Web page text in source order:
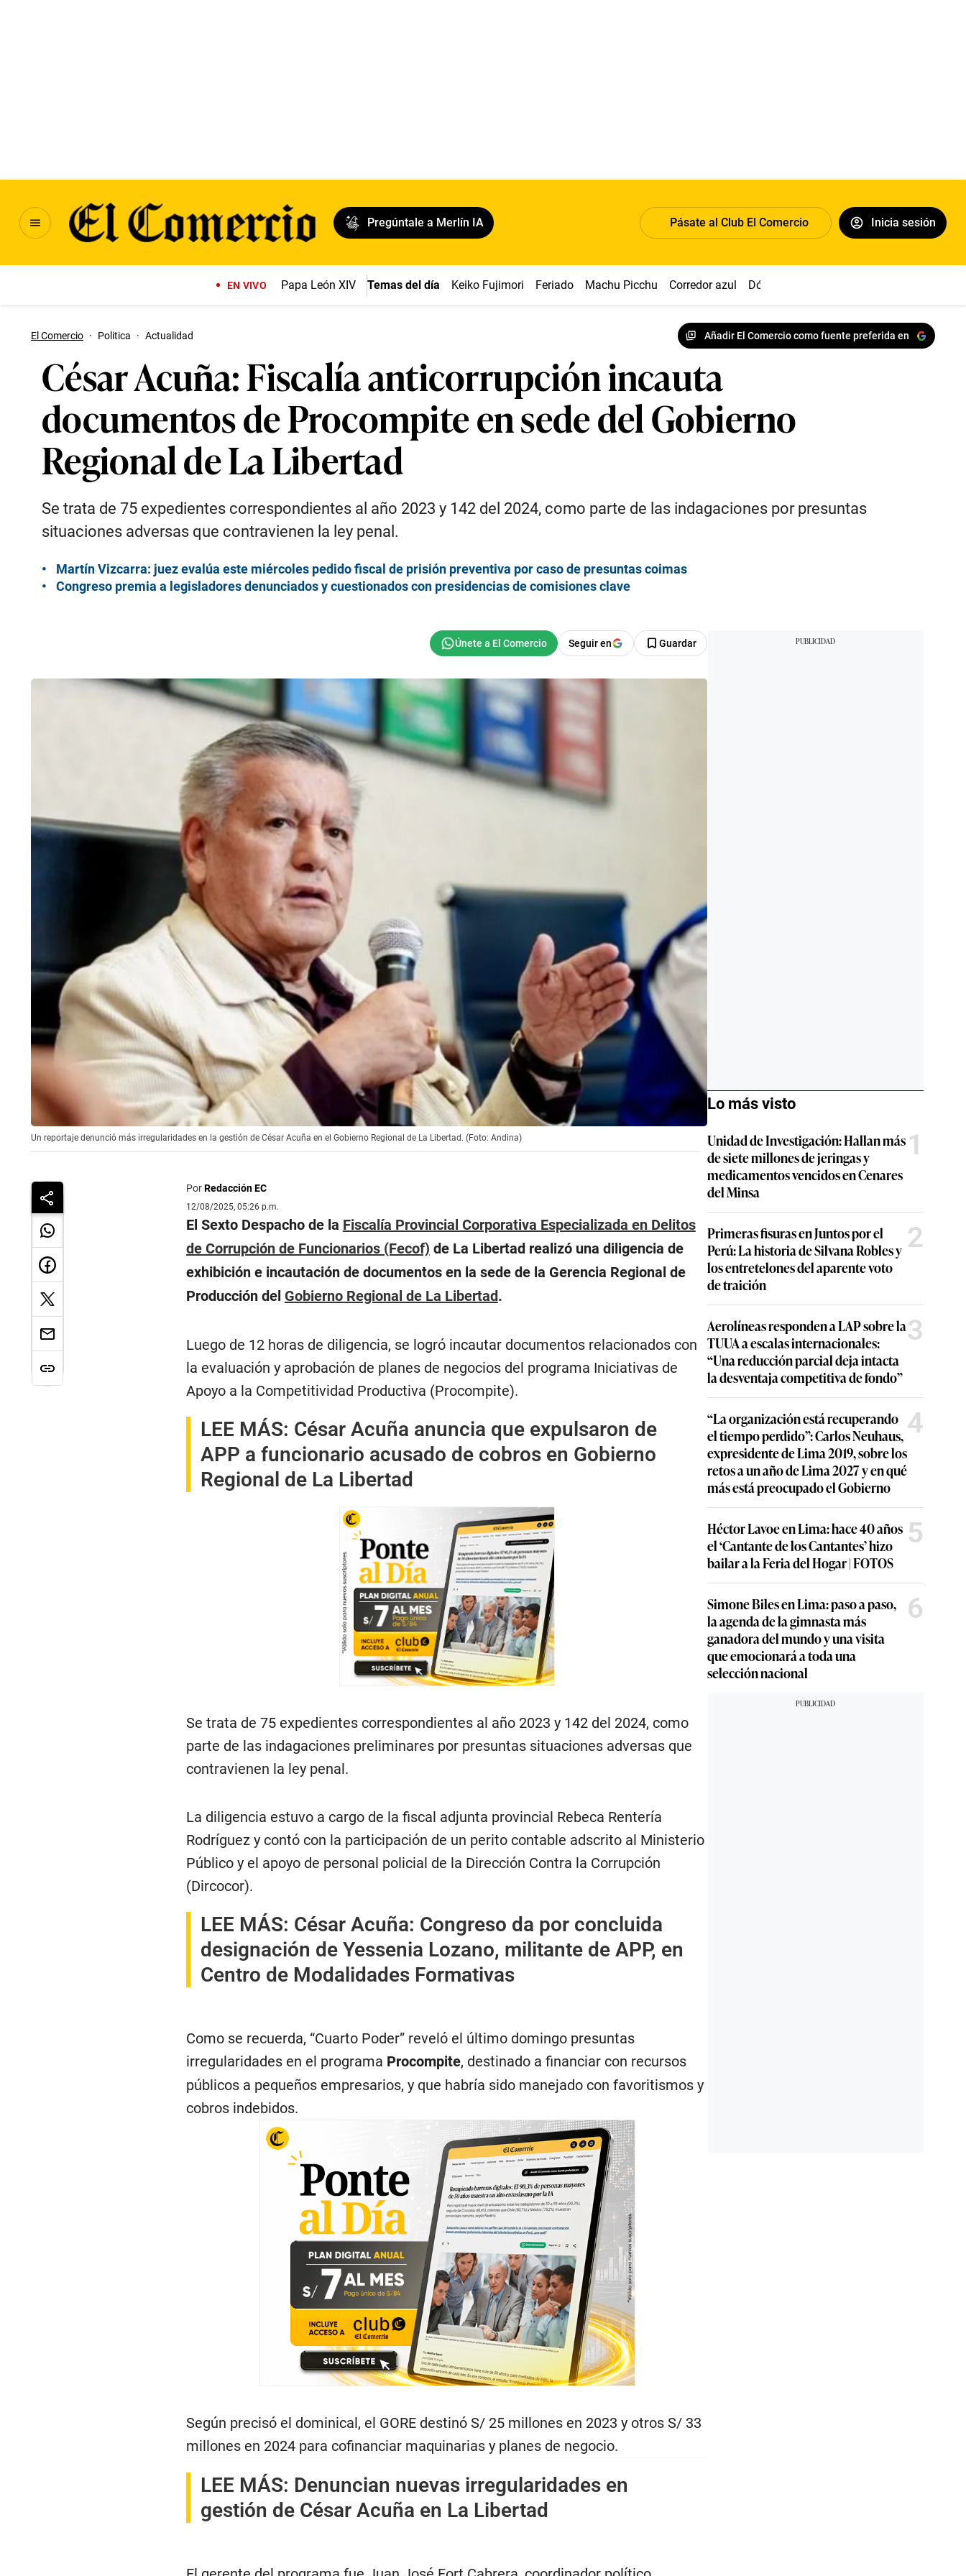
Pregúntale a Merlín IA Pásate al Club El Comercio Inicia sesión
EN VIVO Papa León XIV Temas del día Keiko Fujimori Feriado Machu Picchu Corredor azul Dólar
El Comercio · Politica · Actualidad Añadir El Comercio como fuente preferida en
César Acuña: Fiscalía anticorrupción incauta
documentos de Procompite en sede del Gobierno
Regional de La Libertad
Se trata de 75 expedientes correspondientes al año 2023 y 142 del 2024, como parte de las indagaciones por presuntas
situaciones adversas que contravienen la ley penal.
Martín Vizcarra: juez evalúa este miércoles pedido fiscal de prisión preventiva por caso de presuntas coimas
Congreso premia a legisladores denunciados y cuestionados con presidencias de comisiones clave
Seguir en Guardar
Un reportaje denunció más irregularidades en la gestión de César Acuña en el Gobierno Regional de La Libertad. (Foto: Andina)
PorRedacción EC
12/08/2025, 05:26 p.m.
El Sexto Despacho de la Fiscalía Provincial Corporativa Especializada en Delitos
de Corrupción de Funcionarios (Fecof) de La Libertad realizó una diligencia de
exhibición e incautación de documentos en la sede de la Gerencia Regional de
Producción del Gobierno Regional de La Libertad.
Luego de 12 horas de diligencia, se logró incautar documentos relacionados con
la evaluación y aprobación de planes de negocios del programa Iniciativas de
Apoyo a la Competitividad Productiva (Procompite).
LEE MÁS: César Acuña anuncia que expulsaron de
APP a funcionario acusado de cobros en Gobierno
Regional de La Libertad
Se trata de 75 expedientes correspondientes al año 2023 y 142 del 2024, como
parte de las indagaciones preliminares por presuntas situaciones adversas que
contravienen la ley penal.
La diligencia estuvo a cargo de la fiscal adjunta provincial Rebeca Rentería
Rodríguez y contó con la participación de un perito contable adscrito al Ministerio
Público y el apoyo de personal policial de la Dirección Contra la Corrupción
(Dircocor).
LEE MÁS: César Acuña: Congreso da por concluida
designación de Yessenia Lozano, militante de APP, en
Centro de Modalidades Formativas
Como se recuerda, “Cuarto Poder” reveló el último domingo presuntas
irregularidades en el programa Procompite, destinado a financiar con recursos
públicos a pequeños empresarios, y que habría sido manejado con favoritismos y
cobros indebidos.
Según precisó el dominical, el GORE destinó S/ 25 millones en 2023 y otros S/ 33
millones en 2024 para cofinanciar maquinarias y planes de negocio.
LEE MÁS: Denuncian nuevas irregularidades en
gestión de César Acuña en La Libertad
Lo más visto
Unidad de Investigación: Hallan más
de siete millones de jeringas y
medicamentos vencidos en Cenares
del Minsa
1
Primeras fisuras en Juntos por el
Perú: La historia de Silvana Robles y
los entretelones del aparente voto
de traición
2
Aerolíneas responden a LAP sobre la
TUUA a escalas internacionales:
“Una reducción parcial deja intacta
la desventaja competitiva de fondo”
3
“La organización está recuperando
el tiempo perdido”: Carlos Neuhaus,
expresidente de Lima 2019, sobre los
retos a un año de Lima 2027 y en qué
más está preocupado el Gobierno
4
Héctor Lavoe en Lima: hace 40 años
el ‘Cantante de los Cantantes’ hizo
bailar a la Feria del Hogar | FOTOS
5
Simone Biles en Lima: paso a paso,
la agenda de la gimnasta más
ganadora del mundo y una visita
que emocionará a toda una
selección nacional
6